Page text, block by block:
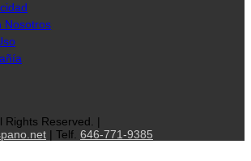
Nosotros
Rights Reserved. |
| Telf. 646-771-9385